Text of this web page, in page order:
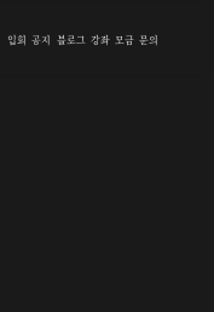
입회 공지 블로그 강좌 모금 문의